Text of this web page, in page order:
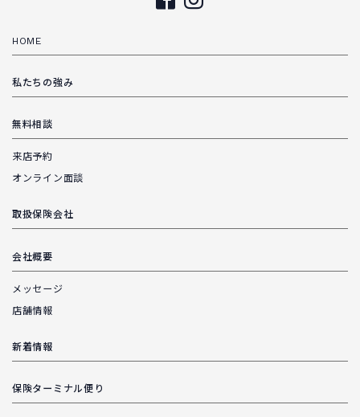
HOME
私たちの強み
無料相談
来店予約
オンライン面談
取扱保険会社
会社概要
メッセージ
店舗情報
新着情報
保険ターミナル便り